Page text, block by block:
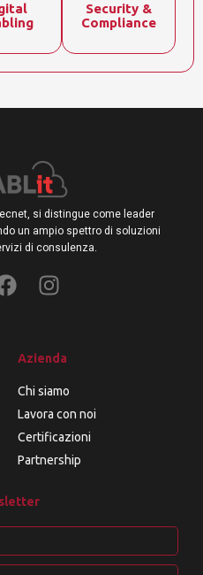
Security &
Compliance
si distingue come leader
un ampio spettro di soluzioni
di consulenza.
Azienda
Chi siamo
Lavora con noi
Certificazioni
Partnership